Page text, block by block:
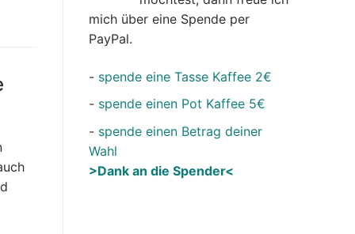
mich über eine Spende per
PayPal.
- spende eine Tasse Kaffee 2€
- spende einen Pot Kaffee 5€
- spende einen Betrag deiner
Wahl
>Dank an die Spender<